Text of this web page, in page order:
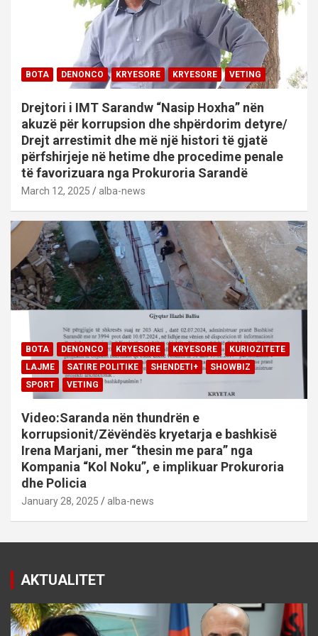
BOTA DENONCO KRYESORE KRYESORE VETING
Drejtori i IMT Sarandw “Nasip Hoxha” nën
akuzë për korrupsion dhe shpërdorim detyre/
Drejt arrestimit dhe më një histori të gjatë
përfshirjeje në hetime dhe procedime penale
të favorizuara nga Prokuroria Sarandë
March 12, 2025 alba-news
BOTA DENONCO KRYESORE KRYESORE
KURIOZITETE
LAJME
SATIRE POLITIKE SHENDETI+
SHOWBIZ
SPORT
VETING
Video:Saranda nën thundrën e
korrupsionit/Zëvëndës kryetarja e bashkisë
Irena Marjani, mer “thesin me para” nga
Kompania “Kol Noku”, e implikuar Prokuroria
dhe Policia
January 28, 2025 alba-news
AKTUALITET